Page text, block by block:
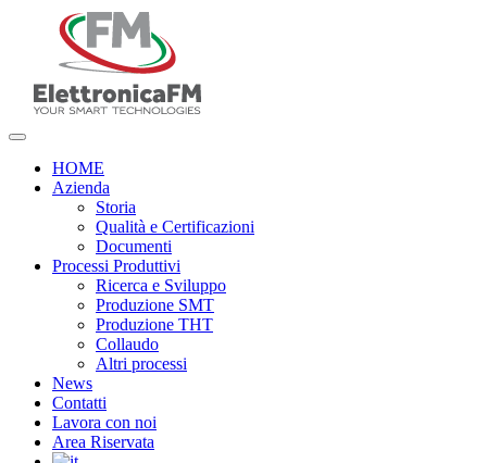
HOME
Azienda
Storia
Qualità e Certificazioni
Documenti
Processi Produttivi
Ricerca e Sviluppo
Produzione SMT
Produzione THT
Collaudo
Altri processi
News
Contatti
Lavora con noi
Area Riservata